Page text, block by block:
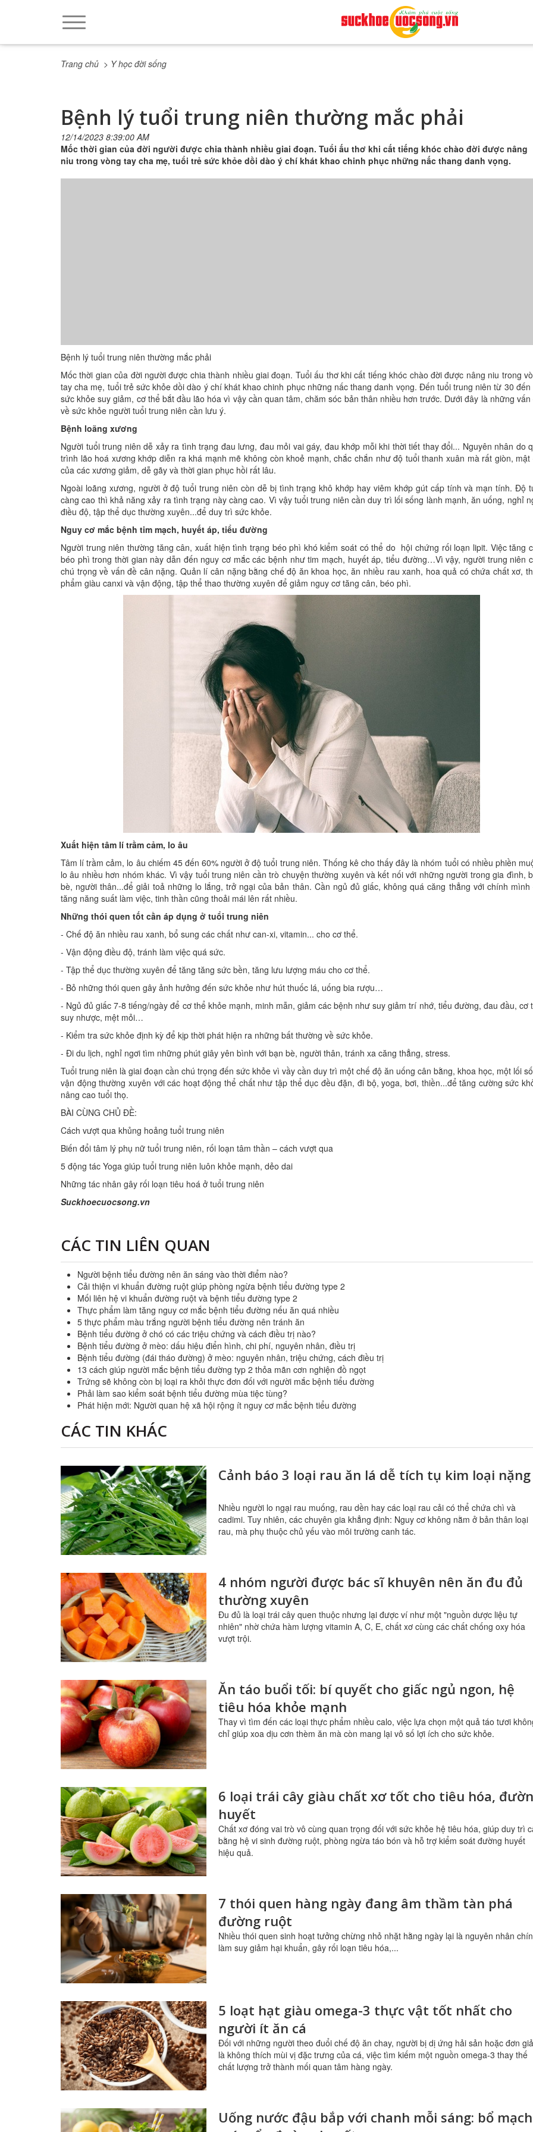
Trang chủ > Y học đời sống
Bệnh lý tuổi trung niên thường mắc phải
12/14/2023 8:39:00 AM
Mốc thời gian của đời người được chia thành nhiều giai đoạn. Tuổi ấu thơ khi cất tiếng khóc chào đời được nâng
niu trong vòng tay cha mẹ, tuổi trẻ sức khỏe dồi dào ý chí khát khao chinh phục những nấc thang danh vọng.
Bệnh lý tuổi trung niên thường mắc phải
Mốc thời gian của đời người được chia thành nhiều giai đoạn. Tuổi ấu thơ khi cất tiếng khóc chào đời được nâng niu trong
tay cha mẹ, tuổi trẻ sức khỏe dồi dào ý chí khát khao chinh phục những nấc thang danh vọng. Đến tuổi trung niên từ 30 đến
sức khỏe suy giảm, cơ thể bắt đầu lão hóa vì vậy cần quan tâm, chăm sóc bản thân nhiều hơn trước. Dưới đây là những vấn
về sức khỏe người tuổi trung niên cần lưu ý.
Bệnh loãng xương
Người tuổi trung niên dễ xảy ra tình trạng đau lưng, đau mỏi vai gáy, đau khớp mỗi khi thời tiết thay đổi... Nguyên nhân do
trình lão hoá xương khớp diễn ra khá mạnh mẽ không còn khoẻ mạnh, chắc chắn như độ tuổi thanh xuân mà rất giòn, mật
của các xương giảm, dễ gãy và thời gian phục hồi rất lâu.
Ngoài loãng xương, người ở độ tuổi trung niên còn dễ bị tình trạng khô khớp hay viêm khớp gút cấp tính và mạn tính. Độ
càng cao thì khả năng xảy ra tình trạng này càng cao. Vì vậy tuổi trung niên cần duy trì lối sống lành mạnh, ăn uống, nghỉ
điều độ, tập thể dục thường xuyên...để duy trì sức khỏe.
Nguy cơ mắc bệnh tim mạch, huyết áp, tiểu đường
Người trung niên thường tăng cân, xuất hiện tình trạng béo phì khó kiểm soát có thể do hội chứng rối loạn lipit. Việc tăng
béo phì trong thời gian này dẫn đến nguy cơ mắc các bệnh như tim mạch, huyết áp, tiểu đường…Vì vậy, người trung niên
chú trọng về vấn đề cân nặng. Quản lí cân nặng bằng chế độ ăn khoa học, ăn nhiều rau xanh, hoa quả có chứa chất xơ,
phẩm giàu canxi và vận động, tập thể thao thường xuyên để giảm nguy cơ tăng cân, béo phì.
Xuất hiện tâm lí trầm cảm, lo âu
Tâm lí trầm cảm, lo âu chiếm 45 đến 60% người ở độ tuổi trung niên. Thống kê cho thấy đây là nhóm tuổi có nhiều phiền
lo âu nhiều hơn nhóm khác. Vì vậy tuổi trung niên cần trò chuyện thường xuyên và kết nối với những người trong gia đình,
bè, người thân...để giải toả những lo lắng, trở ngại của bản thân. Cần ngủ đủ giấc, không quá căng thẳng với chính mình
tăng năng suất làm việc, tinh thần cũng thoải mái lên rất nhiều.
Những thói quen tốt cần áp dụng ở tuổi trung niên
- Chế độ ăn nhiều rau xanh, bổ sung các chất như can-xi, vitamin... cho cơ thể.
- Vận động điều độ, tránh làm việc quá sức.
- Tập thể dục thường xuyên để tăng tăng sức bền, tăng lưu lượng máu cho cơ thể.
- Bỏ những thói quen gây ảnh hưởng đến sức khỏe như hút thuốc lá, uống bia rượu…
- Ngủ đủ giấc 7-8 tiếng/ngày để cơ thể khỏe mạnh, minh mẫn, giảm các bệnh như suy giảm trí nhớ, tiểu đường, đau đầu, cơ
suy nhược, mệt mỏi…
- Kiểm tra sức khỏe định kỳ để kịp thời phát hiện ra những bất thường về sức khỏe.
- Đi du lịch, nghỉ ngơi tìm những phút giây yên bình với bạn bè, người thân, tránh xa căng thẳng, stress.
Tuổi trung niên là giai đoạn cần chú trọng đến sức khỏe vì vầy cần duy trì một chế độ ăn uống cân bằng, khoa học, một lối
vận động thường xuyên với các hoạt động thể chất như tập thể dục đều đặn, đi bộ, yoga, bơi, thiền...để tăng cường sức
nâng cao tuổi thọ.
BÀI CÙNG CHỦ ĐỀ:
Cách vượt qua khủng hoảng tuổi trung niên
Biến đổi tâm lý phụ nữ tuổi trung niên, rối loạn tâm thần – cách vượt qua
5 động tác Yoga giúp tuổi trung niên luôn khỏe mạnh, dẻo dai
Những tác nhân gây rối loạn tiêu hoá ở tuổi trung niên
Suckhoecuocsong.vn
CÁC TIN LIÊN QUAN
Người bệnh tiểu đường nên ăn sáng vào thời điểm nào?
Cải thiện vi khuẩn đường ruột giúp phòng ngừa bệnh tiểu đường type 2
Mối liên hệ vi khuẩn đường ruột và bệnh tiểu đường type 2
Thực phẩm làm tăng nguy cơ mắc bệnh tiểu đường nếu ăn quá nhiều
5 thực phẩm màu trắng người bệnh tiểu đường nên tránh ăn
Bệnh tiểu đường ở chó có các triệu chứng và cách điều trị nào?
Bệnh tiểu đường ở mèo: dấu hiệu điển hình, chi phí, nguyên nhân, điều trị
Bệnh tiểu đường (đái tháo đường) ở mèo: nguyên nhân, triệu chứng, cách điều trị
13 cách giúp người mắc bệnh tiểu đường typ 2 thỏa mãn cơn nghiện đồ ngọt
Trứng sẽ không còn bị loại ra khỏi thực đơn đối với người mắc bệnh tiểu đường
Phải làm sao kiểm soát bệnh tiểu đường mùa tiệc tùng?
Phát hiện mới: Người quan hệ xã hội rộng ít nguy cơ mắc bệnh tiểu đường
CÁC TIN KHÁC
Cảnh báo 3 loại rau ăn lá dễ tích tụ kim loại nặng
Nhiều người lo ngại rau muống, rau dền hay các loại rau cải có thể chứa chì và
cadimi. Tuy nhiên, các chuyên gia khẳng định: Nguy cơ không nằm ở bản thân loại
rau, mà phụ thuộc chủ yếu vào môi trường canh tác.
4 nhóm người được bác sĩ khuyên nên ăn đu đủ
thường xuyên
Đu đủ là loại trái cây quen thuộc nhưng lại được ví như một "nguồn dược liệu tự
nhiên" nhờ chứa hàm lượng vitamin A, C, E, chất xơ cùng các chất chống oxy hóa
vượt trội.
Ăn táo buổi tối: bí quyết cho giấc ngủ ngon, hệ
tiêu hóa khỏe mạnh
Thay vì tìm đến các loại thực phẩm nhiều calo, việc lựa chọn một quả táo tươi
chỉ giúp xoa dịu cơn thèm ăn mà còn mang lại vô số lợi ích cho sức khỏe.
6 loại trái cây giàu chất xơ tốt cho tiêu hóa,
huyết
Chất xơ đóng vai trò vô cùng quan trọng đối với sức khỏe hệ tiêu hóa, giúp duy trì
bằng hệ vi sinh đường ruột, phòng ngừa táo bón và hỗ trợ kiểm soát đường huyết
hiệu quả.
7 thói quen hàng ngày đang âm thầm tàn phá
đường ruột
Nhiều thói quen sinh hoạt tưởng chừng nhỏ nhặt hằng ngày lại là nguyên nhân
làm suy giảm hại khuẩn, gây rối loạn tiêu hóa,...
5 loạt hạt giàu omega-3 thực vật tốt nhất cho
người ít ăn cá
Đối với những người theo đuổi chế độ ăn chay, người bị dị ứng hải sản hoặc đơn
là không thích mùi vị đặc trưng của cá, việc tìm kiếm một nguồn omega-3 thay thế
chất lượng trở thành mối quan tâm hàng ngày.
Uống nước đậu bắp với chanh mỗi sáng: bổ mạch